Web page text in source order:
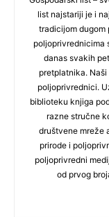
list najstariji je i
tradicijom dugom
poljoprivrednicima
danas svakih
pretplatnika.
poljoprivrednici.
biblioteku knjiga
razne stručne
društvene mreže
prirode i
poljoprivredni
od prvog